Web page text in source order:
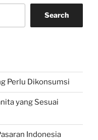
Search
Perlu Dikonsumsi
yang Sesuai
Indonesia